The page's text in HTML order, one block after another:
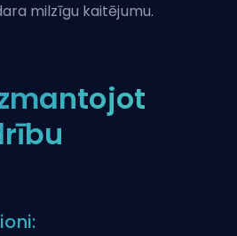
milzīgu kaitējumu.